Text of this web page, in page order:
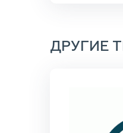
ДРУГИЕ